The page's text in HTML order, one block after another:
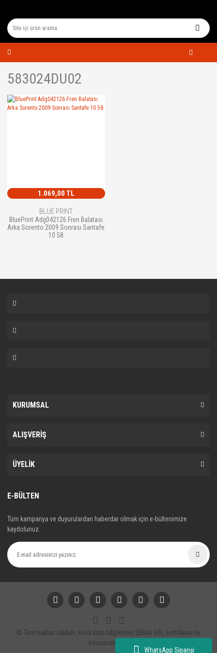
WhatsApp Siparişi
583024DU02
1.069,00 TL
BLUE PRINT
BluePrint Adg042126 Fren Balatası
Arka Sorento 2009 Sonrası Santafe
10 58
KURUMSAL
ALIŞVERİŞ
ÜYELİK
E-BÜLTEN
Tüm kampanya ve duyurulardan haberdar olmak için e-bültenimize
kaydolunuz.
© Tüm hakları saklıdır. Kredi kartı bilgileriniz 256bit SSL sertifikası ile
korunmaktadır.